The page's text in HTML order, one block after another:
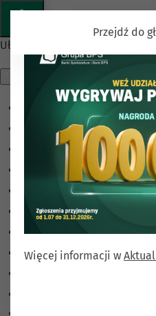
Ułatwienia dostępu
Monochromatyczny
Ciemny kontrast
Jasny kontrast
Niskie nasycenie
Wysokie nasycenie
Zaznacz linki
Zaznacz nagłówki
Przejdź do
Więcej informacji w